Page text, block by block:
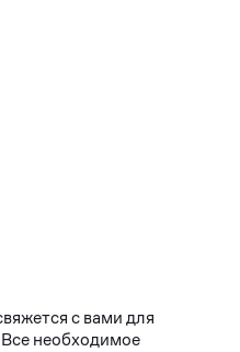
с вами для
необходимое